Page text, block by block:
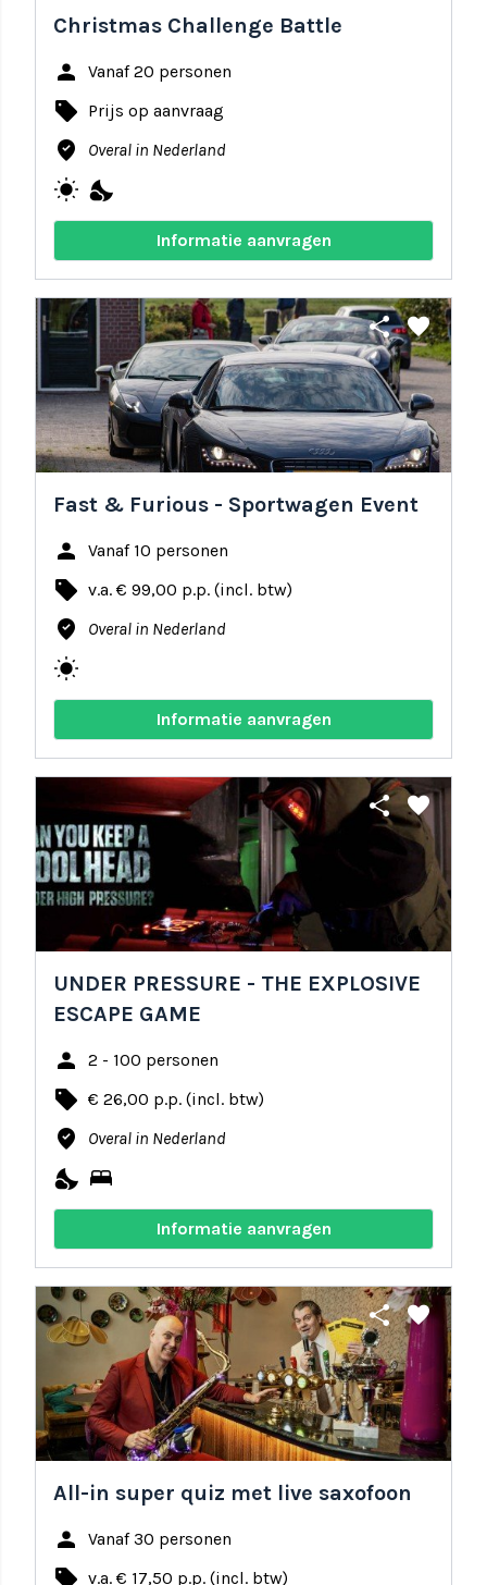
Christmas Challenge Battle
person Vanaf 20 personen
local_offer Prijs op aanvraag
where_to_vote Overal in Nederland
wb_sunny nights_stay
Informatie aanvragen
share favorite
Fast & Furious - Sportwagen Event
person Vanaf 10 personen
local_offer v.a. € 99,00 p.p. (incl. btw)
where_to_vote Overal in Nederland
wb_sunny
Informatie aanvragen
share favorite
UNDER PRESSURE - THE EXPLOSIVE
ESCAPE GAME
person 2 - 100 personen
local_offer € 26,00 p.p. (incl. btw)
where_to_vote Overal in Nederland
nights_stay bed
Informatie aanvragen
share favorite
All-in super quiz met live saxofoon
person Vanaf 30 personen
local_offer v.a. € 17,50 p.p. (incl. btw)